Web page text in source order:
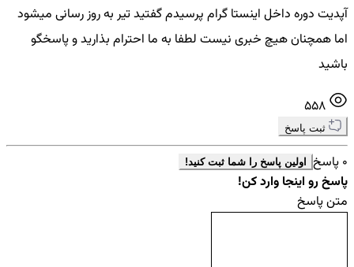
آپدیت دوره داخل اینستا گرام پرسیدم گفتید تیر به روز رسانی میشود
اما همچنان هیچ خبری نیست لطفا به ما احترام بذارید و پاسخگو
باشید
ثبت پاسخ
0 پاسخ اولین پاسخ را شما ثبت کنید!
پاسخ رو اینجا وارد کن!
متن پاسخ